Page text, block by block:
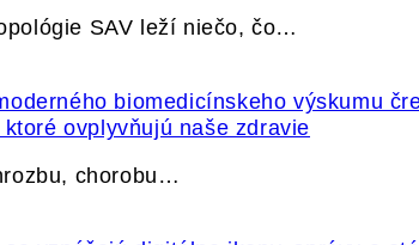
SAV leží niečo, čo…
ovplyvňujú naše zdravie
chorobu…